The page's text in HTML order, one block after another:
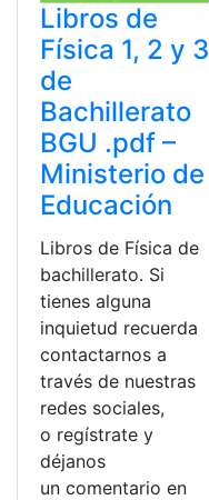
Libros de
Física 1, 2 y 3
de
Bachillerato
BGU .pdf –
Ministerio de
Educación
Libros de Física de
bachillerato. Si
tienes alguna
inquietud recuerda
contactarnos a
través de nuestras
redes sociales,
o regístrate y
déjanos
un comentario en